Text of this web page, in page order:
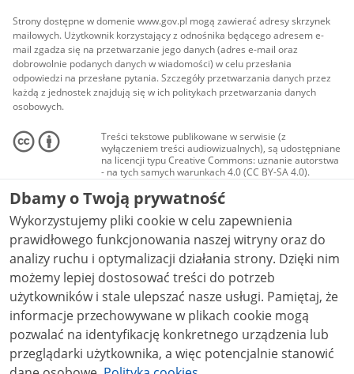
Strony dostępne w domenie www.gov.pl mogą zawierać adresy skrzynek
mailowych. Użytkownik korzystający z odnośnika będącego adresem e-
mail zgadza się na przetwarzanie jego danych (adres e-mail oraz
dobrowolnie podanych danych w wiadomości) w celu przesłania
odpowiedzi na przesłane pytania. Szczegóły przetwarzania danych przez
każdą z jednostek znajdują się w ich politykach przetwarzania danych
osobowych.
Treści tekstowe publikowane w serwisie (z
wyłączeniem treści audiowizualnych), są udostępniane
na licencji typu Creative Commons: uznanie autorstwa
- na tych samych warunkach 4.0 (CC BY-SA 4.0).
Materiały audiowizualne, w tym zdjęcia, materiały
audio i wideo, są udostępniane na licencji typu
Creative Commons: uznanie autorstwa użycie
niekomercyjne - bez utworów zależnych 4.0 (CC BY-
NC-ND 4.0), o ile nie jest to stwierdzone inaczej.
Dbamy o Twoją prywatność
Wykorzystujemy pliki cookie w celu zapewnienia
prawidłowego funkcjonowania naszej witryny oraz do
analizy ruchu i optymalizacji działania strony. Dzięki nim
możemy lepiej dostosować treści do potrzeb
użytkowników i stale ulepszać nasze usługi. Pamiętaj, że
informacje przechowywane w plikach cookie mogą
pozwalać na identyfikację konkretnego urządzenia lub
przeglądarki użytkownika, a więc potencjalnie stanowić